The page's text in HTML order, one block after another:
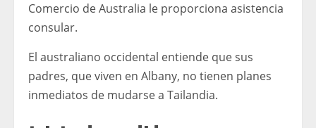
Comercio de Australia le proporciona asistencia
consular.
El australiano occidental entiende que sus
padres, que viven en Albany, no tienen planes
inmediatos de mudarse a Tailandia.